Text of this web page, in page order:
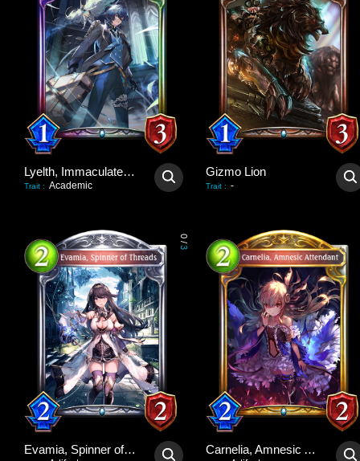
Lyelth, Immaculate Idol
Trait : Academic
Gizmo Lion
Trait : -
0
/
3
Evamia, Spinner of Threads Carnelia, Amnesic Attendant